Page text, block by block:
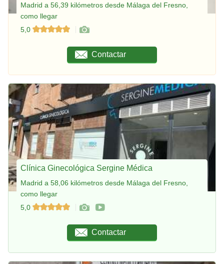
Madrid a 56,39 kilómetros desde Málaga del Fresno,
como llegar
5,0
Contactar
Clínica Ginecológica Sergine Médica
Madrid a 58,06 kilómetros desde Málaga del Fresno,
como llegar
5,0
Contactar